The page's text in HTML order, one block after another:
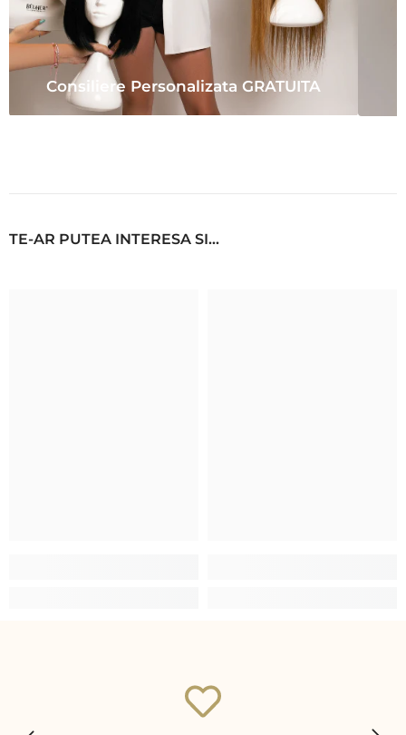
Consiliere Personalizata GRATUITA
TE-AR PUTEA INTERESA SI...